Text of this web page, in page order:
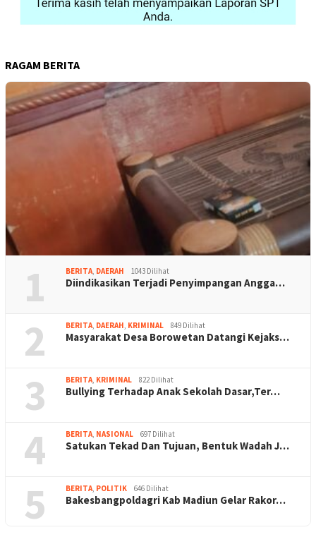
RAGAM BERITA
1 BERITA, DAERAH 1043 Dilihat
Diindikasikan Terjadi Penyimpangan Angga…
2 BERITA, DAERAH, KRIMINAL 849 Dilihat
Masyarakat Desa Borowetan Datangi Kejaks…
3 BERITA, KRIMINAL 822 Dilihat
Bullying Terhadap Anak Sekolah Dasar,Ter…
4 BERITA, NASIONAL 697 Dilihat
Satukan Tekad Dan Tujuan, Bentuk Wadah J…
5 BERITA, POLITIK 646 Dilihat
Bakesbangpoldagri Kab Madiun Gelar Rakor…